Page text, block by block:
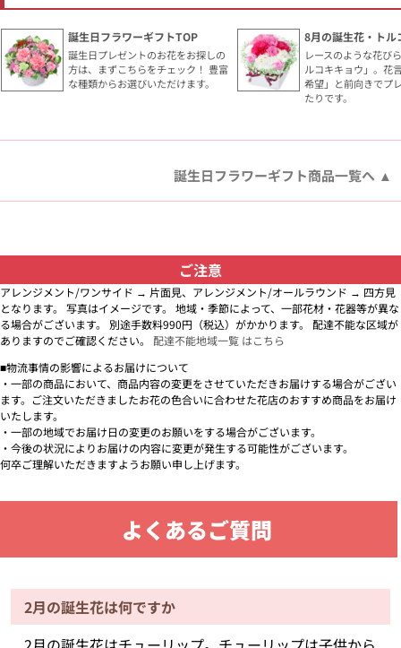
誕生日フラワーギフトTOP
誕生日プレゼントのお花をお探しの
方は、まずこちらをチェック！ 豊富
な種類からお選びいただけます。
8月の誕生花・トル
レースのような花び
ルコキキョウ」。花
希望」と前向きでプ
たりです。
誕生日フラワーギフト商品一覧へ
ご注意
アレンジメント/ワンサイド → 片面見、アレンジメント/オールラウンド → 四方見
となります。 写真はイメージです。 地域・季節によって、一部花材・花器等が異な
る場合がございます。 別途手数料990円（税込）がかかります。 配達不能な区域が
ありますのでご確認ください。 配達不能地域一覧 はこちら
■物流事情の影響によるお届けについて
・一部の商品において、商品内容の変更をさせていただきお届けする場合がござい
ます。ご注文いただきましたお花の色合いに合わせた花店のおすすめ商品をお届け
いたします。
・一部の地域でお届け日の変更のお願いをする場合がございます。
・今後の状況によりお届けの内容に変更が発生する可能性がございます。
何卒ご理解いただきますようお願い申し上げます。
よくあるご質問
2月の誕生花は何ですか